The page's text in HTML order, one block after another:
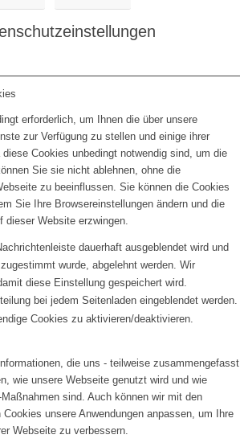
erforderlich, um Ihnen die über unsere
zur Verfügung zu stellen und einige ihrer
Cookies unbedingt notwendig sind, um die
Sie sie nicht ablehnen, ohne die
zu beeinflussen. Sie können die Cookies
Sie Ihre Browsereinstellungen ändern und die
dieser Website erzwingen.
dauerhaft ausgeblendet wird und
wurde, abgelehnt werden. Wir
diese Einstellung gespeichert wird.
bei jedem Seitenladen eingeblendet werden.
Cookies zu aktivieren/deaktivieren.
die uns - teilweise zusammengefasst
wie unsere Webseite genutzt wird und wie
sind. Auch können wir mit den
unsere Anwendungen anpassen, um Ihre
Webseite zu verbessern.